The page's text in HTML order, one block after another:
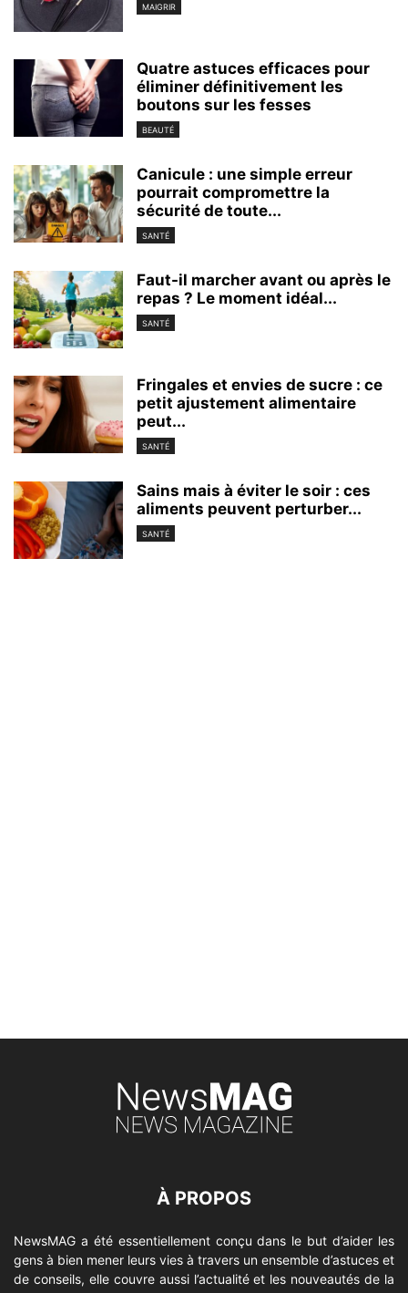
MAIGRIR
Quatre astuces efficaces pour
éliminer définitivement les
boutons sur les fesses
BEAUTÉ
Canicule : une simple erreur
pourrait compromettre la
sécurité de toute...
SANTÉ
Faut-il marcher avant ou après le
repas ? Le moment idéal...
SANTÉ
Fringales et envies de sucre : ce
petit ajustement alimentaire
peut...
SANTÉ
Sains mais à éviter le soir : ces
aliments peuvent perturber...
SANTÉ
À PROPOS
NewsMAG a été essentiellement conçu dans le but d’aider les
gens à bien mener leurs vies à travers un ensemble d’astuces et
de conseils, elle couvre aussi l’actualité et les nouveautés de la